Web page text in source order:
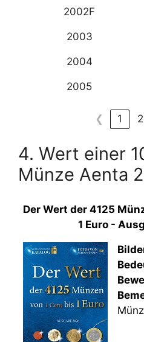
2002F
2003
2004
2005
❮ 1 2
4. Wert einer
Münze Aenta
Der Wert der 4125
1 Euro -